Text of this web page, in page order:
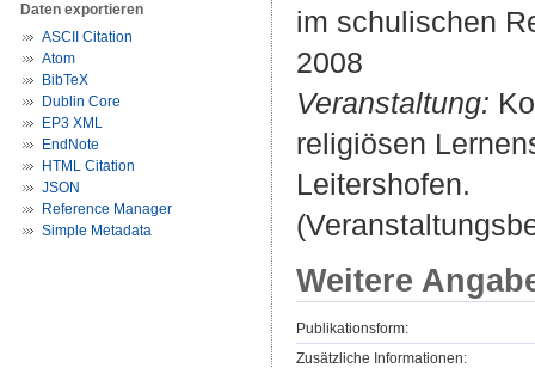
Daten exportieren
ASCII Citation
Atom
BibTeX
Dublin Core
EP3 XML
EndNote
HTML Citation
JSON
Reference Manager
Simple Metadata
im schulischen
2008
Veranstaltung:
religiösen
Leitershofen.
Weitere
Publikationsform:
Zusätzliche Informationen: